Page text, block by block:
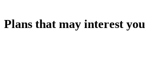
Plans that may interest you